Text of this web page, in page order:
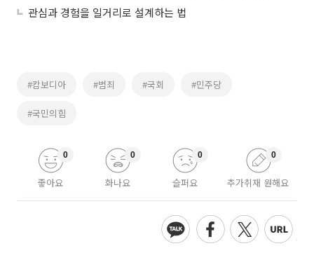
관심과 경험을 일거리로 설계하는 법
#캄보디아 #범죄 #국회 #민주당
#국민의힘
좋아요
0
화나요
0
슬퍼요
0
추가취재 원해요
0